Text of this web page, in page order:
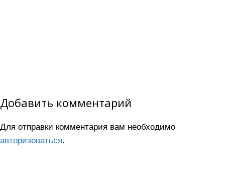
Добавить комментарий
Для отправки комментария вам необходимо
авторизоваться.